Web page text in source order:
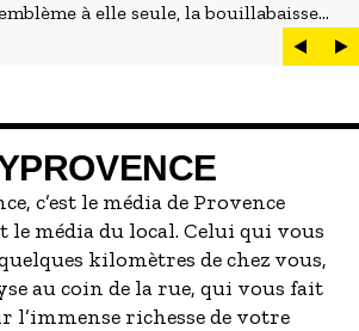
à elle seule, la bouillabaisse
LE plat marseillais par excellence. On
d'ailleurs vite être submergé·e par la
la meilleure...
c’est le média de Provence
le média du local. Celui qui vous
kilomètres de chez vous,
au coin de la rue, qui vous fait
l’immense richesse de votre